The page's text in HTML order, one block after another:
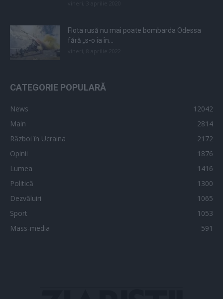
Flota rusă nu mai poate bombarda Odessa
fără „s-o ia în...
CATEGORIE POPULARĂ
News
12042
Main
2814
Război în Ucraina
2172
Opinii
1876
Lumea
1416
Politică
1300
Dezvăluiri
1065
Sport
1053
Mass-media
591